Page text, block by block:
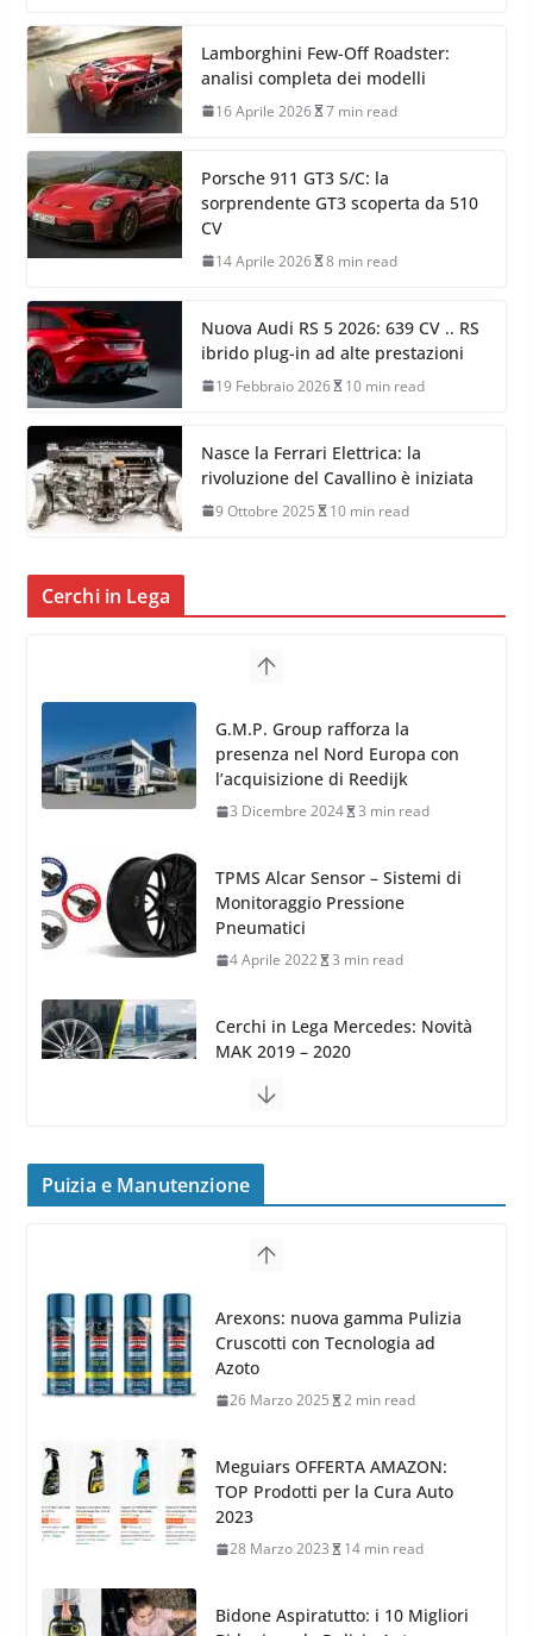
Lamborghini Few-Off Roadster:
analisi completa dei modelli
16 Aprile 2026 7 min read
Porsche 911 GT3 S/C: la
sorprendente GT3 scoperta da 510
CV
14 Aprile 2026 8 min read
Nuova Audi RS 5 2026: 639 CV .. RS
ibrido plug-in ad alte prestazioni
19 Febbraio 2026 10 min read
Nasce la Ferrari Elettrica: la
rivoluzione del Cavallino è iniziata
9 Ottobre 2025 10 min read
Cerchi in Lega
TPMS Alcar Sensor – Sistemi di
Monitoraggio Pressione
Pneumatici
4 Aprile 2022 3 min read
Cerchi in Lega Mercedes: Novità
MAK 2019 – 2020
16 Settembre 2019
MAK FIVESTAR (2019)
24 Luglio 2019 1 min read
8 Aprile 2026 7 min read
l’acquisizione di Reedijk
3 Dicembre 2024 3 min read
Puizia e Manutenzione
Meguiars OFFERTA AMAZON:
TOP Prodotti per la Cura Auto
2023
28 Marzo 2023 14 min read
Bidone Aspiratutto: i 10 Migliori
Bidoni per la Pulizia Auto
6 Maggio 2022
Gun per la tua Idropulitrice?